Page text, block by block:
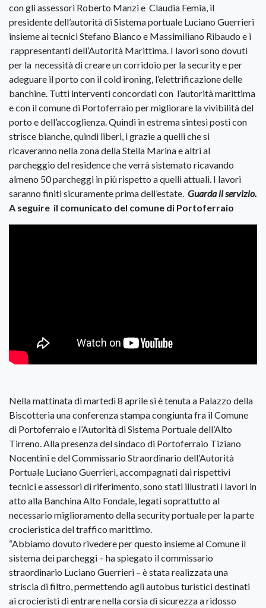
con gli assessori Roberto Manzi e Claudia Femia, il
presidente dell’autorità di Sistema portuale Luciano Guerrieri
insieme ai tecnici Stefano Bianco e Massimiliano Ribaudo e i
rappresentanti dell’Autorità Marittima. I lavori sono dovuti
per la necessità di creare un corridoio per la security e per
adeguare il porto con il cold ironing, l’elettrificazione delle
banchine. Tutti interventi concordati con l’autorità marittima
e con il comune di Portoferraio per migliorare la vivibilità del
porto e dell’accoglienza. Quindi in estrema sintesi posti con
strisce bianche, quindi liberi, i grazie a quelli che si
ricaveranno nella zona della Stella Marina e altri al
parcheggio del residence che verrà sistemato ricavando
almeno 50 parcheggi in più rispetto a quelli attuali. I lavori
saranno finiti sicuramente prima dell’estate. Guarda il servizio.
A seguire il comunicato del comune di Portoferraio
Nella mattinata di martedì 8 aprile si è tenuta a Palazzo della
Biscotteria una conferenza stampa congiunta fra il Comune
di Portoferraio e l’Autorità di Sistema Portuale dell’Alto
Tirreno. Alla presenza del sindaco di Portoferraio Tiziano
Nocentini e del Commissario Straordinario dell’Autorità
Portuale Luciano Guerrieri, accompagnati dai rispettivi
tecnici e assessori di riferimento, sono stati illustrati i lavori in
atto alla Banchina Alto Fondale, legati soprattutto al
necessario miglioramento della security portuale per la parte
crocieristica del traffico marittimo.
“Abbiamo dovuto rivedere per questo insieme al Comune il
sistema dei parcheggi – ha spiegato il commissario
straordinario Luciano Guerrieri – è stata realizzata una
striscia di filtro, permettendo agli autobus turistici destinati
ai crocieristi di entrare nella corsia di sicurezza a ridosso